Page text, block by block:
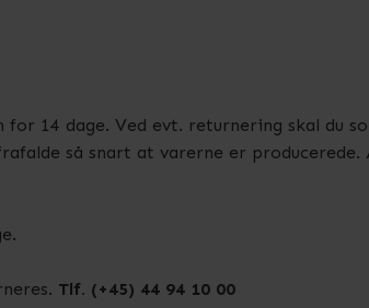
14 dage. Ved evt. returnering skal du
så snart at varerne er
Tlf. (+45) 44 94 10 00